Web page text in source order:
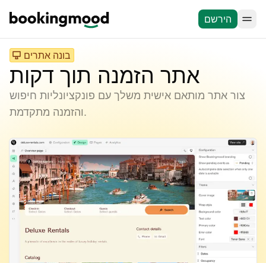
הירשם
בונה אתרים
אתר הזמנה תוך דקות
צור אתר מותאם אישית משלך עם פונקציונליות חיפוש
והזמנה מתקדמת.